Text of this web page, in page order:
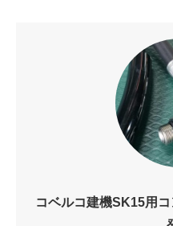
コベルコ建機SK15用